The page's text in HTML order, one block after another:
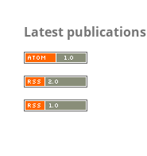
Latest publications